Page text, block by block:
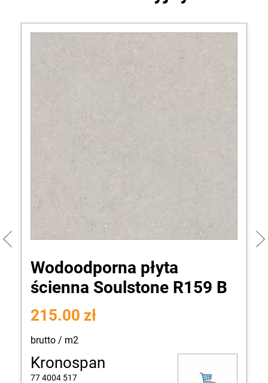
Wodoodporna płyta
ścienna Soulstone R159 B
215.00 zł
brutto / m2
Kronospan
77 4004 517